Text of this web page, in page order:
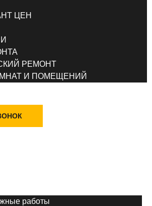
ЦЕН
РЕМОНТ
И ПОМЕЩЕНИЙ
работы